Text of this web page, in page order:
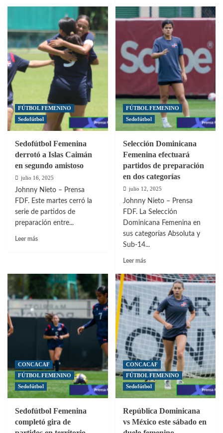
Dominicana
subcampeona
del
CFU
14
Challenge
Series
Girls
2025
RD
cien
mejores
selecciones
Ranking
FIFA
Femenino
FÚTBOL FEMENINO
Sedofútbol
Sedofútbol Femenina
derrotó a Islas Caimán
en segundo amistoso
julio 16, 2025
Johnny Nieto – Prensa
FDF. Este martes cerró la
serie de partidos de
preparación entre...
Leer másLeer
Femenina
derrotó
Islas
Caimán
segundo
amistoso
FÚTBOL FEMENINO
Sedofútbol
Selección Dominicana
Femenina efectuará
partidos de preparación
en dos categorías
julio 12, 2025
Johnny Nieto – Prensa
FDF. La Selección
Dominicana Femenina en
sus categorías Absoluta y
Sub-14...
Leer másLeer
sobre
Selección
Dominicana
Femenina
efectuará
partidos
de
preparación
en
dos
categorías
CONCACAF
FÚTBOL FEMENINO
Sedofútbol
Sedofútbol Femenina
completó gira de
CONCACAF
FÚTBOL FEMENINO
Sedofútbol
República Dominicana
vs México este sábado en